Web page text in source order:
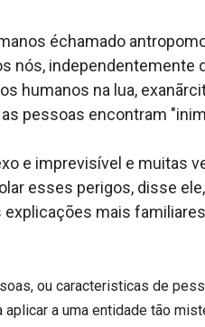
échamado
independentemente
na lua,
pessoas encontram
e imprevisível e muitas
esses perigos, disse
mais
ou caracteri­sticas de
a uma entidade tão